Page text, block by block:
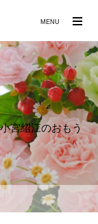
宮紹江のおもう
MENU